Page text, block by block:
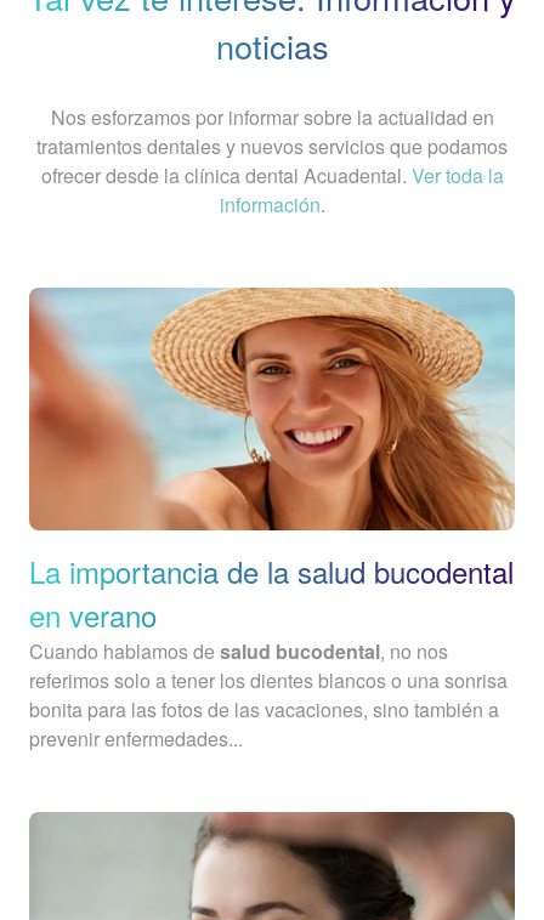
noticias
Nos esforzamos por informar sobre la actualidad en
tratamientos dentales y nuevos servicios que podamos
ofrecer desde la clínica dental Acuadental. Ver toda la
información.
La importancia de la salud bucodental
en verano
Cuando hablamos de salud bucodental, no nos
referimos solo a tener los dientes blancos o una sonrisa
bonita para las fotos de las vacaciones, sino también a
prevenir enfermedades...